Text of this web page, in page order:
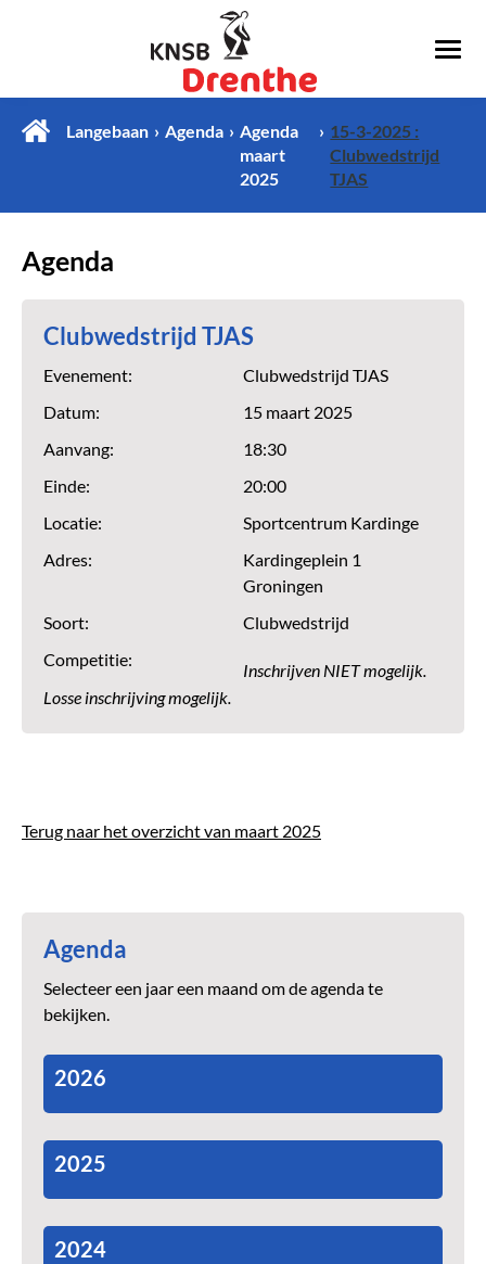
Langebaan Agenda
Agenda
maart
2025
15-3-2025 :
Clubwedstrijd
TJAS
Agenda
Clubwedstrijd TJAS
Evenement:
Clubwedstrijd TJAS
Datum:
15 maart 2025
Aanvang:
18:30
Einde:
20:00
Locatie:
Sportcentrum Kardinge
Adres:
Kardingeplein 1
Groningen
Soort:
Clubwedstrijd
Competitie:
Inschrijven NIET mogelijk.
Losse inschrijving mogelijk.
Terug naar het overzicht van maart 2025
Agenda
Selecteer een jaar een maand om de agenda te
bekijken.
2026
2025
2024